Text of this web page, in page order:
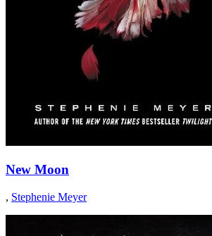
New Moon
, Stephenie Meyer